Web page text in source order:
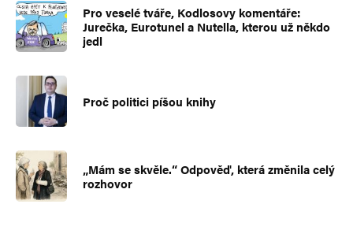
Pro veselé tváře, Kodlosovy komentáře:
Jurečka, Eurotunel a Nutella, kterou už někdo
jedl
Proč politici píšou knihy
„Mám se skvěle.“ Odpověď, která změnila celý
rozhovor